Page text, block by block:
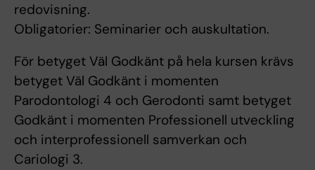
redovisning.
Obligatorier: Seminarier och auskultation.
För betyget Väl Godkänt på hela kursen krävs
betyget Väl Godkänt i momenten
Parodontologi 4 och Gerodonti samt betyget
Godkänt i momenten Professionell utveckling
och interprofessionell samverkan och
Cariologi 3.